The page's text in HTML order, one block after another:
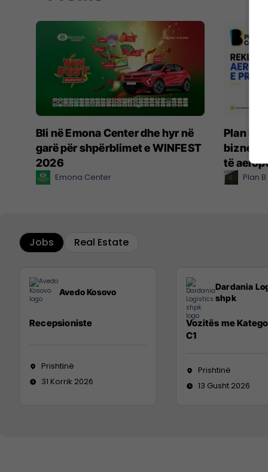
Bli në Emona Center dhe hyr në
garë për shpërblimet e WINFEST
2026
Emona Center
Plan B
të
Plan B
Jobs Real Estate
Avedo Kosovo
Recepsioniste
Prishtinë
31 Korrik 2026
Dardania
shpk
Vozitës me
C1
Prishtinë
13 Gusht 2026